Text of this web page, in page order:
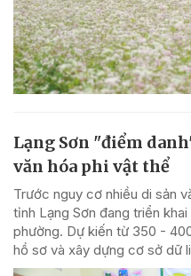
Lạng Sơn "điểm
văn hóa phi vật thể
Trước nguy cơ nhiều di sản
tỉnh Lạng Sơn đang triển
phường. Dự kiến từ 350 -
hồ sơ và xây dựng cơ sở dữ